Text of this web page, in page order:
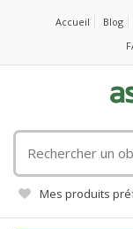
Accueil Blog
un
objet
publicitaire
Mes produits